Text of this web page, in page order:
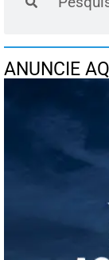
ANUNCIE